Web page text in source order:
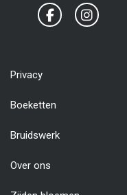
Privacy
Boeketten
Bruidswerk
Over ons